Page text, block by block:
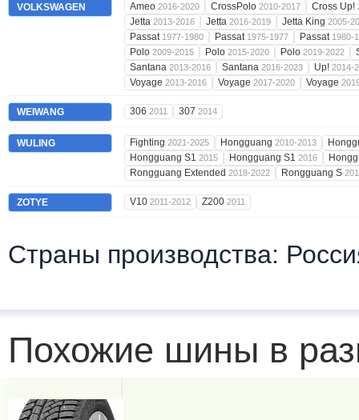
VOLKSWAGEN Ameo 2016-2020 CrossPolo 2010-2017 Cross Up!
Jetta 2013-2016 Jetta 2016-2019 Jetta King 2005-
Passat 1977-1980 Passat 1975-1977 Passat 1980-
Polo 2009-2015 Polo 2015-2020 Polo 2019-2022
Santana 2013-2016 Santana 2016-2023 Up! 2014-
Voyage 2013-2016 Voyage 2017-2020 Voyage
WEIWANG 306 2011 307 2014
WULING Fighting 2021-2025 Hongguang 2010-2013
Hongguang S1 2015 Hongguang S1 2016
Rongguang Extended 2018-2022 Rongguang S
ZOTYE V10 2011-2012 Z200 2011
Страны производства:
Похожие шины в